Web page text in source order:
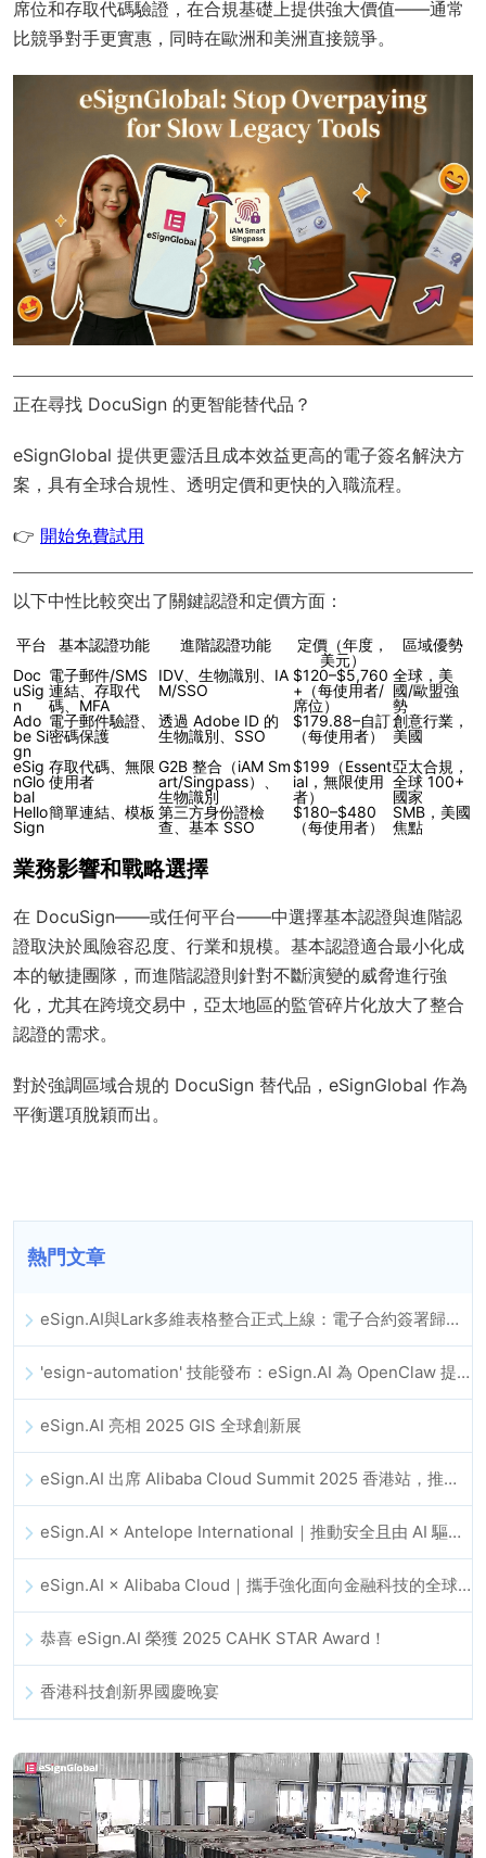
席位和存取代碼驗證，在合規基礎上提供強大價值——通常
比競爭對手更實惠，同時在歐洲和美洲直接競爭。
正在尋找 DocuSign 的更智能替代品？
eSignGlobal 提供更靈活且成本效益更高的電子簽名解決方
案，具有全球合規性 、透明定價和更快的入職流程。
👉 開始免費試用
以下中性比較突出了關鍵認證和定價方面：
平台 基本認證功能 進階認證功能
定價（年度，
美元）
區域優勢
Doc
uSig
n
電子郵件/SMS
連結、存取代
碼、MFA
IDV、生物識別、IA
M/SSO
$120–$5,760
+（每使用者/
席位）
全球，美
國/歐盟強
勢
Ado
be Si
gn
電子郵件驗證、
密碼保護
透過 Adobe ID 的
生物識別、SSO
$179.88–自訂
（每使用者）
創意行業，
美國
eSig
nGlo
bal
存取代碼、無限
使用者
G2B 整合（iAM Sm
art/Singpass）、
生物識別
$199（Essent
ial，無限使用
者）
亞太合規，
全球 100+
國家
Hello
Sign
簡單連結、模板 第三方身份證檢
查、基本 SSO
$180–$480
（每使用者）
SMB，美國
焦點
業務影響和戰略選擇
在 DocuSign——或任何平台——中選擇基本認證與進階認
證取決於風險容忍度、行業和規模。基本認證適合最小化成
本的敏捷團隊，而進階認證則針對不斷演變的威脅進行強
化，尤其在跨境交易中，亞太地區的監管碎片化放大了整合
認證的需求。
對於強調區域合規的 DocuSign 替代品，eSignGlobal 作為
平衡選項脫穎而出。
熱門文章
eSign.AI與Lark多維表格整合正式上線：電子合約簽署歸檔全程自動化
'esign-automation' 技能發布：eSign.AI 為 OpenClaw 提供自動化電子簽名能力
eSign.AI 亮相 2025 GIS 全球創新展
eSign.AI 出席 Alibaba Cloud Summit 2025 香港站，推動 AI 驅動的雲端創新與數位信任發展
eSign.AI × Antelope International｜推動安全且由 AI 驅動的數位化工作流程
eSign.AI × Alibaba Cloud｜攜手強化面向金融科技的全球數位信任
恭喜 eSign.AI 榮獲 2025 CAHK STAR Award！
香港科技創新界國慶晚宴